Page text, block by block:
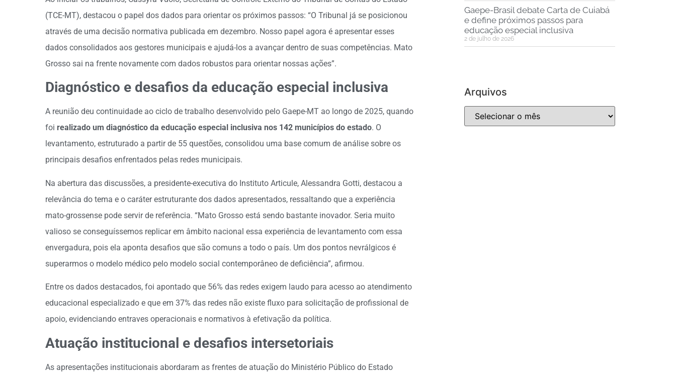
(TCE-MT), destacou o papel dos dados para orientar os próximos passos: “O Tribunal já se posicionou
através de uma decisão normativa publicada em dezembro. Nosso papel agora é apresentar esses
dados consolidados aos gestores municipais e ajudá-los a avançar dentro de suas competências. Mato
Grosso sai na frente novamente com dados robustos para orientar nossas ações”.
Diagnóstico e desafios da educação especial inclusiva
A reunião deu continuidade ao ciclo de trabalho desenvolvido pelo Gaepe-MT ao longo de 2025, quando
foi realizado um diagnóstico da educação especial inclusiva nos 142 municípios do estado. O
levantamento, estruturado a partir de 55 questões, consolidou uma base comum de análise sobre os
principais desafios enfrentados pelas redes municipais.
Na abertura das discussões, a presidente-executiva do Instituto Articule, Alessandra Gotti, destacou a
relevância do tema e o caráter estruturante dos dados apresentados, ressaltando que a experiência
mato-grossense pode servir de referência. “Mato Grosso está sendo bastante inovador. Seria muito
valioso se conseguíssemos replicar em âmbito nacional essa experiência de levantamento com essa
envergadura, pois ela aponta desafios que são comuns a todo o país. Um dos pontos nevrálgicos é
superarmos o modelo médico pelo modelo social contemporâneo de deficiência”, afirmou.
Entre os dados destacados, foi apontado que 56% das redes exigem laudo para acesso ao atendimento
educacional especializado e que em 37% das redes não existe fluxo para solicitação de profissional de
apoio, evidenciando entraves operacionais e normativos à efetivação da política.
Atuação institucional e desafios intersetoriais
As apresentações institucionais abordaram as frentes de atuação do Ministério Público do Estado
Gaepe-Brasil debate Carta de Cuiabá
e define próximos passos para
educação especial inclusiva
2 de julho de 2026
Arquivos